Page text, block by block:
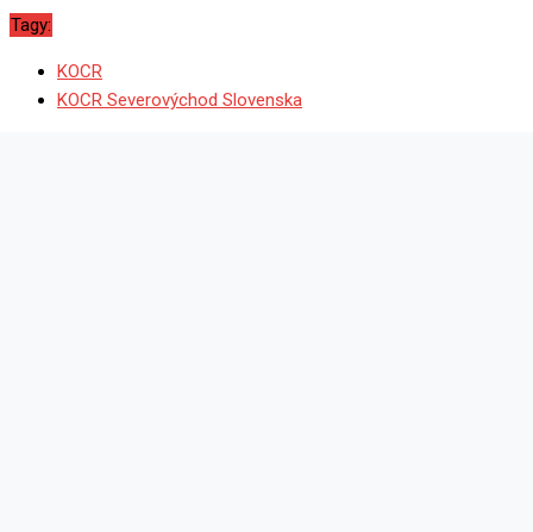
Tagy:
KOCR
KOCR Severovýchod Slovenska